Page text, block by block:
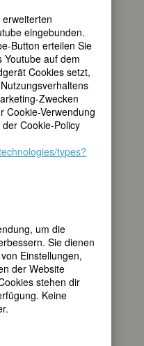
(P.D.)
Mary Harris
Laure
eingebunden.
Button erteilen Sie
Youtube auf dem
Cookies setzt,
Zwecken
Cookie-Verwendung
Cookie-Policy
types?
um die
Sie dienen
Einstellungen,
der Website
stehen dir
Keine